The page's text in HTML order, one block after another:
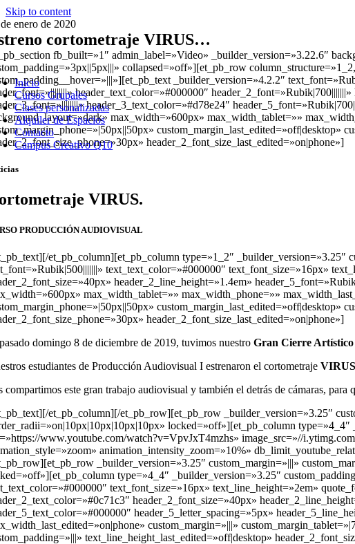
Skip to content
Inicio
Cursos Grupales
Clases personalizadas
Alquiler de Espacios
Contacto
Campus Creativo Q10
enero de 2020
cortometraje VIRUS…
fb_built=»1″ admin_label=»Video» _builder_version=»3.22.6″
collapsed=»off»][et_pb_row
_builder_version=»4.2.2″
header_text_color=»#000000″
header_3_text_color=»#d78e24″
max_width=»600px» max_width_tablet=»»
custom_margin_last_edited=»off|desktop»
header_2_font_size_last_edited=»on|phone»]
VIRUS.
PRODUCCIÓN AUDIOVISUAL
et_pb_column][et_pb_column type=»1_2″ _builder_version=»3.25″
text_text_color=»#000000″ text_font_size=»16px»
header_2_line_height=»1.4em»
max_width_tablet=»» max_width_phone=»»
custom_margin_last_edited=»off|desktop»
header_2_font_size_last_edited=»on|phone»]
domingo 8 de diciembre de 2019, tuvimos nuestroGran Cierre
estudiantes de Producción Audiovisual I estrenaron el cortometraje
compartimos este gran trabajo audiovisual y también el detrás de cámaras, para
et_pb_column][/et_pb_row][et_pb_row _builder_version=»3.25″
locked=»off»][et_pb_column
www.youtube.com/watch?v=VpvJxT4mzhs» image_src=»//
animation_intensity_zoom=»10%»
_builder_version=»3.25″ custom_margin=»|||»
type=»4_4″ _builder_version=»3.25″
text_font_size=»16px» text_line_height=»2em»
header_2_font_size=»40px»
header_5_letter_spacing=»5px»
custom_margin=»|||»
text_line_height_last_edited=»off|desktop»